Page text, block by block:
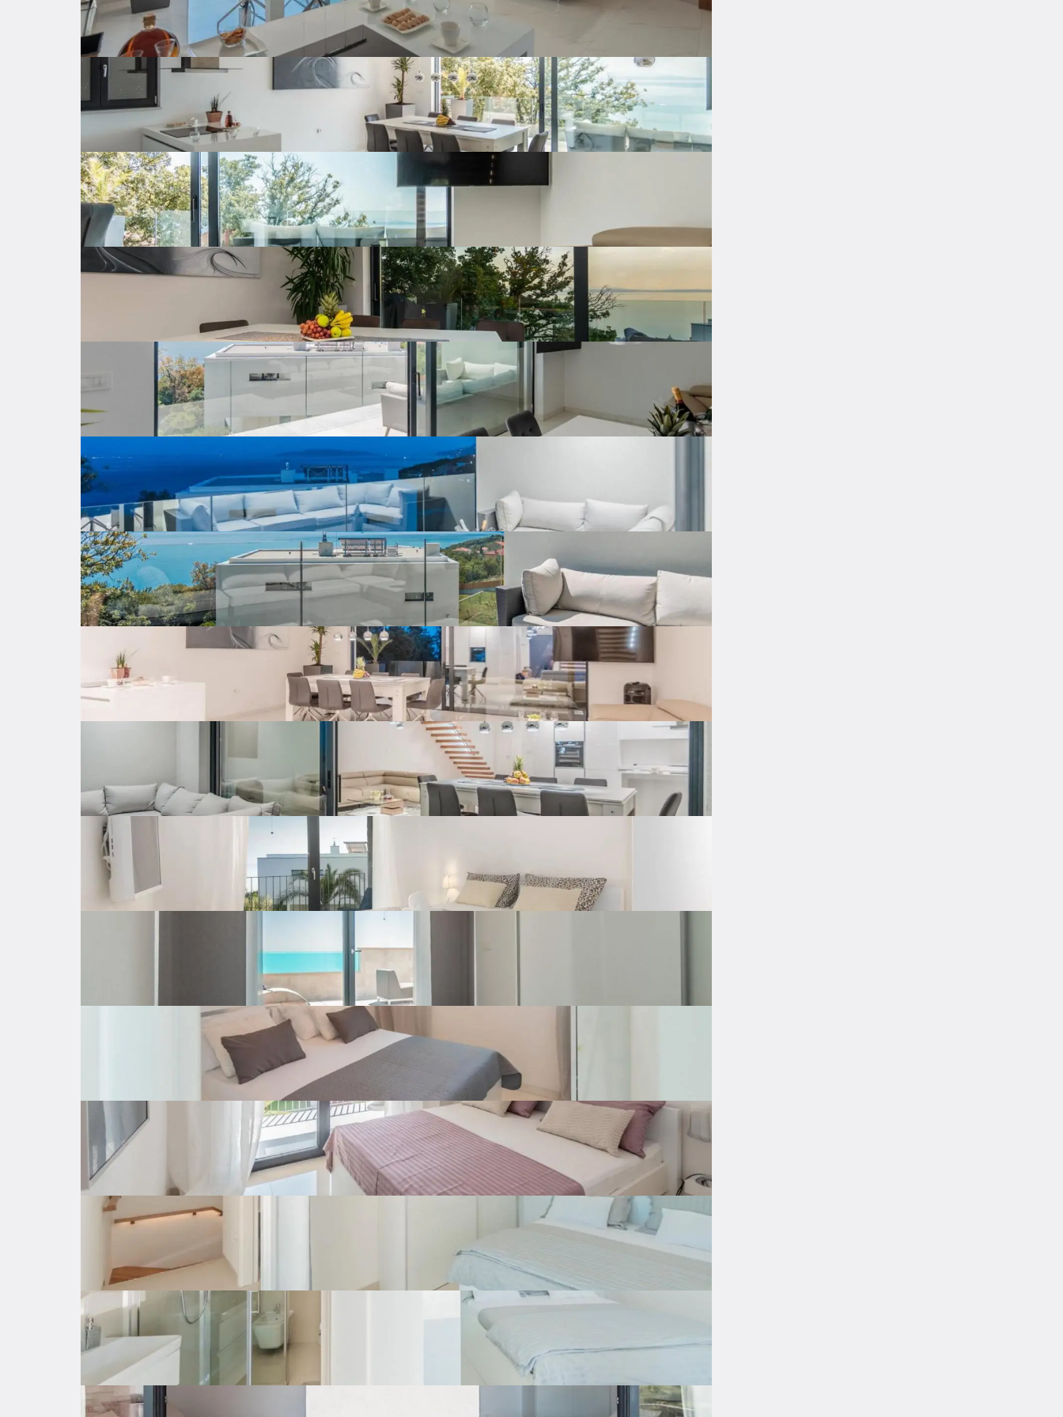
Grijanje
Samostalno
Klima uređaj
Parking Privatan parking
Spremište Unutarnje stubište Vrt Bazen
Opremljenost nekretnine
Troškovi